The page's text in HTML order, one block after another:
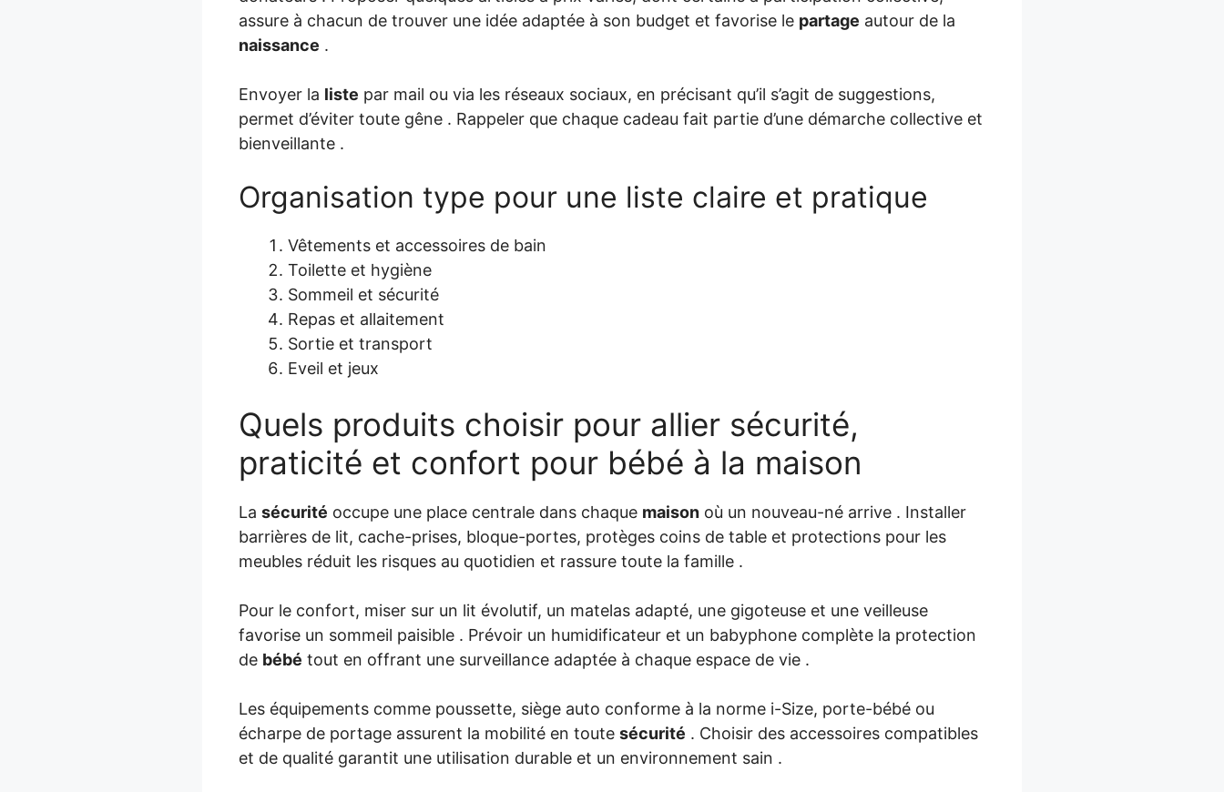
assure à chacun de trouver une idée adaptée à son budget et favorise le partage autour de la
naissance .
Envoyer la liste par mail ou via les réseaux sociaux, en précisant qu’il s’agit de suggestions,
permet d’éviter toute gêne . Rappeler que chaque cadeau fait partie d’une démarche collective et
bienveillante .
Organisation type pour une liste claire et pratique
Vêtements et accessoires de bain
Toilette et hygiène
Sommeil et sécurité
Repas et allaitement
Sortie et transport
Eveil et jeux
Quels produits choisir pour allier sécurité,
praticité et confort pour bébé à la maison
La sécurité occupe une place centrale dans chaque maison où un nouveau-né arrive . Installer
barrières de lit, cache-prises, bloque-portes, protèges coins de table et protections pour les
meubles réduit les risques au quotidien et rassure toute la famille .
Pour le confort, miser sur un lit évolutif, un matelas adapté, une gigoteuse et une veilleuse
favorise un sommeil paisible . Prévoir un humidificateur et un babyphone complète la protection
de bébé tout en offrant une surveillance adaptée à chaque espace de vie .
Les équipements comme poussette, siège auto conforme à la norme i-Size, porte-bébé ou
écharpe de portage assurent la mobilité en toute sécurité . Choisir des accessoires compatibles
et de qualité garantit une utilisation durable et un environnement sain .